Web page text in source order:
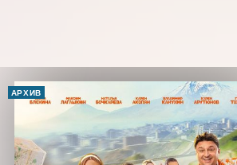
АРХИВ